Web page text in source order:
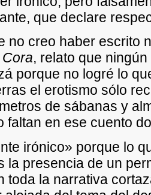
que declare
no creo haber escrito
, relato que
porque no logré lo
el erotismo sólo
de sábanas y
faltan en ese cuento
irónico» porque lo
la presencia de un
toda la narrativa